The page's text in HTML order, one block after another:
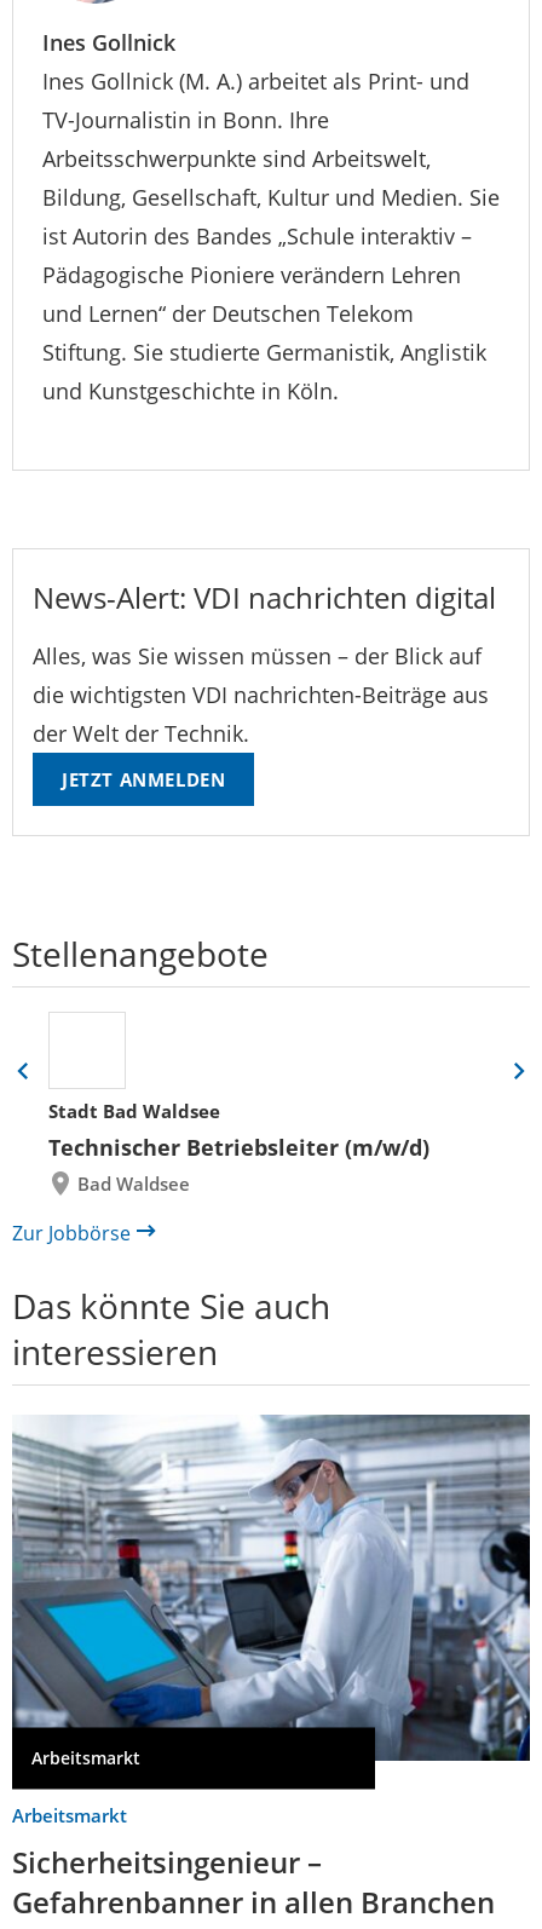
Ines Gollnick
Ines Gollnick (M. A.) arbeitet als Print- und
TV-Journalistin in Bonn. Ihre
Arbeitsschwerpunkte sind Arbeitswelt,
Bildung, Gesellschaft, Kultur und Medien. Sie
ist Autorin des Bandes „Schule interaktiv –
Pädagogische Pioniere verändern Lehren
und Lernen“ der Deutschen Telekom
Stiftung. Sie studierte Germanistik, Anglistik
und Kunstgeschichte in Köln.
News-Alert: VDI nachrichten digital
Alles, was Sie wissen müssen – der Blick auf
die wichtigsten VDI nachrichten-Beiträge aus
der Welt der Technik.
JETZT ANMELDEN
Stellenangebote
Stadt Bad Waldsee
Technischer Betriebsleiter (m/w/d)
Bad Waldsee
Folie
zurück
Eine
Zur Jobbörse
Das könnte Sie auch
interessieren
Arbeitsmarkt
Arbeitsmarkt
Sicherheitsingenieur –
Gefahrenbanner in allen Branchen